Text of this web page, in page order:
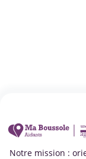
Notre mission :